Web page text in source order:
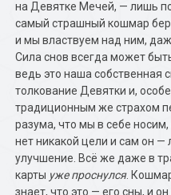
на Девятке Мечей, — лишь
самый страшный кошмар
и мы властвуем над ним,
Сила снов всегда может
ведь это наша собственная
толкование Девятки и,
традиционным же страхом
разума, что мы в себе
нет никакой цели и сам он —
улучшение. Всё же даже в
карты уже проснулся.
знает, что это — его сны, и